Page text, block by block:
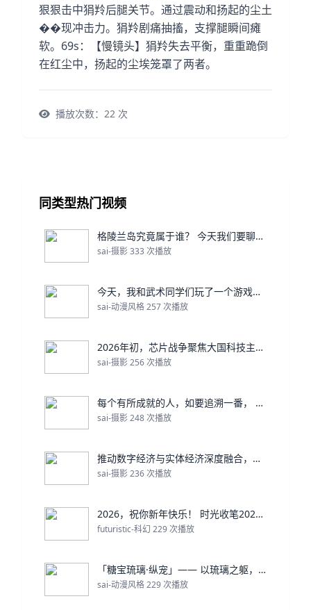
狠狠击中狷羚后腿关节。通过震动和扬起的尘土
��现冲击力。狷羚剧痛抽搐，支撑腿瞬间瘫
软。69s：【慢镜头】狷羚失去平衡，重重跪倒
在红尘中，扬起的尘埃笼罩了两者。
播放次数： 22 次
同类型热门视频
格陵兰岛究竟属于谁？ 今天我们要聊的，是一块被特朗
sai-摄影 333 次播放
今天，我和武术同学们玩了一个游戏——“丢沙包”。
sai-动漫风格 257 次播放
2026年初，芯片战争聚焦大国科技主导权争夺。 美
sai-摄影 256 次播放
每个有所成就的人，如要追溯一番， 可能都存有那么一
sai-摄影 248 次播放
推动数字经济与实体经济深度融合，赋能高质量发展 在
sai-摄影 236 次播放
2026，祝你新年快乐！ 时光收笔2025， 烟火
futuristic-科幻 229 次播放
「糖宝琉璃·纵宠」—— 以琉璃之躯，载你一生的纵容
sai-动漫风格 229 次播放